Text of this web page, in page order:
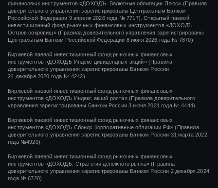
финансовых инструментов «ДОХОДЪ. Валютные облигации Плюс» (Правила
доверительного управления зарегистрированы Центральным Банком
Российской Федерации 9 апреля 2026 года № 7717). Открытый паевой
инвестиционный фонд рыночных финансовых инструментов «ДОХОДЪ.
Остров сокровищ» (Правила доверительного управления зарегистрированы
Центральным Банком Российской Федерации 8 июня 2026 года № 7870).
Биржевой паевой инвестиционный фонд рыночных финансовых
инструментов«ДОХОДЪ Индекс дивидендных акций»(Правила
доверительного управления зарегистрированы Банком России
24 декабря 2020 года № 4242)
Биржевой паевой инвестиционный фонд рыночных финансовых
инструментов«ДОХОДЪ Индекс акций роста»(Правила доверительного
управления зарегистрированы Банком России3 июня 2021 года № 4444).
Биржевой паевой инвестиционный фонд рыночных финансовых
инструментов «ДОХОДЪ Сбондс Корпоративные облигации РФ» (Правила
доверительного управления зарегистрированы Банком России 31 марта 2022
года №4920).
Биржевой паевой инвестиционный фонд рыночных финансовых
инструментов «ДОХОДЪ. Стратегии денежного рынка» (Правила
доверительного управления зарегистрированы Банком России 2 декабря 2024
года № 6720).